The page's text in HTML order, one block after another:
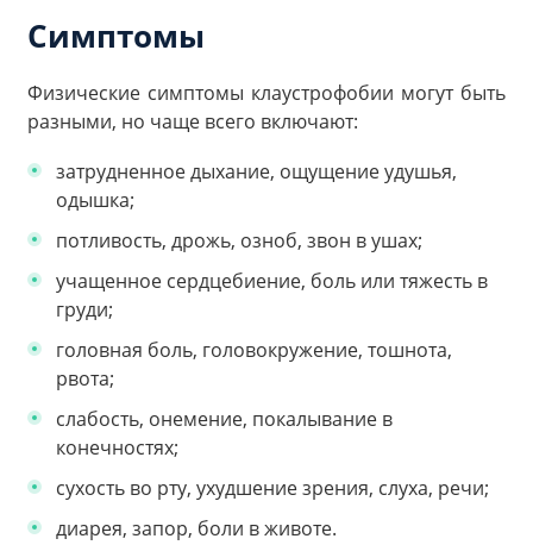
Симптомы
Физические симптомы клаустрофобии могут быть
разными, но чаще всего включают:
затрудненное дыхание, ощущение удушья,
одышка;
потливость, дрожь, озноб, звон в ушах;
учащенное сердцебиение, боль или тяжесть в
груди;
головная боль, головокружение, тошнота,
рвота;
слабость, онемение, покалывание в
конечностях;
сухость во рту, ухудшение зрения, слуха, речи;
диарея, запор, боли в животе.